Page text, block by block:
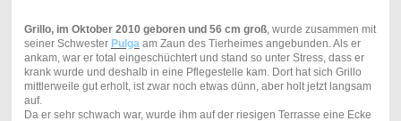
Grillo, im Oktober 2010 geboren und 56 cm groß, wurde zusammen mit
seiner Schwester Pulga am Zaun des Tierheimes angebunden. Als er
ankam, war er total eingeschüchtert und stand so unter Stress, dass er
krank wurde und deshalb in eine Pflegestelle kam. Dort hat sich Grillo
mittlerweile gut erholt, ist zwar noch etwas dünn, aber holt jetzt langsam
auf.
Da er sehr schwach war, wurde ihm auf der riesigen Terrasse eine Ecke